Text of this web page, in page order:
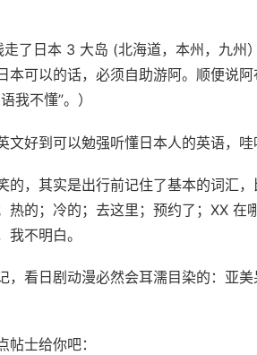
了日本 3 大岛 (北海道，本州，九州
本可以的话，必须自助游阿。顺便说
我不懂”。）
文好到可以勉强听懂日本人的英语，哇
的，其实是出行前记住了基本的词汇
热的；冷的；去这里；预约了；XX 在
我不明白。
，看日剧动漫必然会耳濡目染的：亚
士给你吧：